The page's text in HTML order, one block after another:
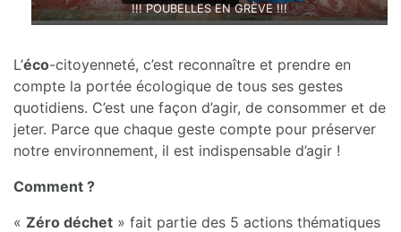
!!! POUBELLES EN GRÈVE !!!
L’éco-citoyenneté, c’est reconnaître et prendre en
compte la portée écologique de tous ses gestes
quotidiens. C’est une façon d’agir, de consommer et de
jeter. Parce que chaque geste compte pour préserver
notre environnement, il est indispensable d’agir !
Comment ?
« Zéro déchet » fait partie des 5 actions thématiques